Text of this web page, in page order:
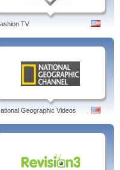
TV
Geographic Videos